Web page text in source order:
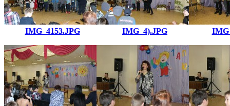
IMG_4153.JPG IMG_4).JPG